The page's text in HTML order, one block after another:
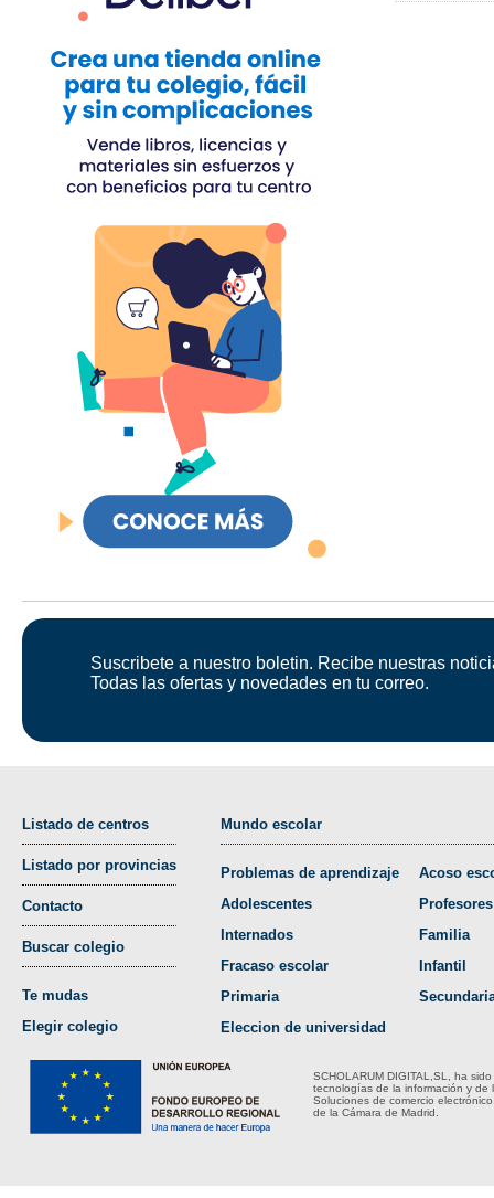
Suscribete a nuestro boletin. Recibe nuestras
Todas las ofertas y novedades en tu correo.
Listado de centros
Listado por provincias
Contacto
Buscar colegio
Te mudas
Elegir colegio
Mundo escolar
Problemas de aprendizaje
Adolescentes
Internados
Fracaso escolar
Primaria
Eleccion de universidad
Acoso
Profesores
Familia
Infantil
SCHOLARUM DIGITAL,SL, ha
tecnologías de la información y de
Soluciones de comercio
de la Cámara de Madrid.